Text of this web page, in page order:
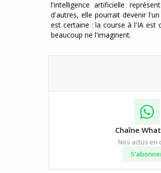
l'intelligence artificielle
d'autres, elle pourrait devenir
est certaine : la course à l'IA est
beaucoup ne l'imaginent.
Chaîne
Nos actus en